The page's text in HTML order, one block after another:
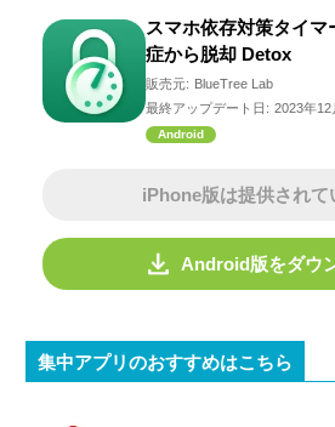
スマホ依存対策タイ
症から脱却 Detox
販売元: BlueTree Lab
最終アップデート日: 2023年12
Android
iPhone版は提供されて
Android版をダウ
集中アプリのおすすめはこちら